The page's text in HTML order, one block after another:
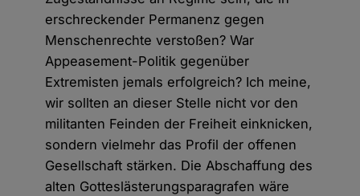
erschreckender Permanenz gegen
Menschenrechte verstoßen? War
Appeasement-Politik gegenüber
Extremisten jemals erfolgreich? Ich meine,
wir sollten an dieser Stelle nicht vor den
militanten Feinden der Freiheit einknicken,
sondern vielmehr das Profil der offenen
Gesellschaft stärken. Die Abschaffung des
alten Gotteslästerungsparagrafen wäre